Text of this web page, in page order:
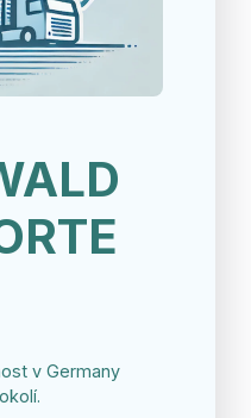
v Germany